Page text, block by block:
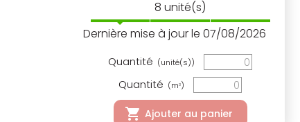
8 unité(s)
Dernière mise à jour le 07/08/2026
Quantité (unité(s))
Quantité (m3)
Ajouter au panier